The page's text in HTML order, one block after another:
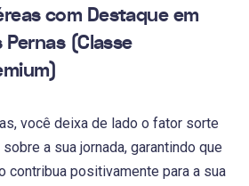
com Destaque em
(Classe
você deixa de lado o fator sorte
a sua jornada, garantindo que
contribua positivamente para a sua